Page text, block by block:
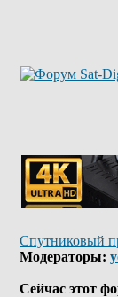
Спутниковый
Модераторы:
Сейчас этот